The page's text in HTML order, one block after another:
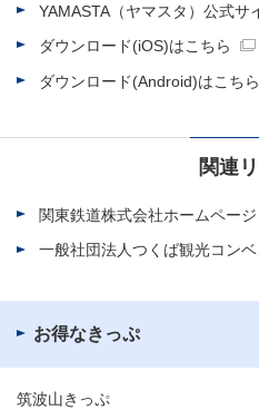
YAMASTA（ヤマスタ）公式サ
ダウンロード(iOS)はこちら
ダウンロード(Android)はこちら
関連
関東鉄道株式会社ホームページ
一般社団法人つくば観光コン
お得なきっぷ
筑波山きっぷ